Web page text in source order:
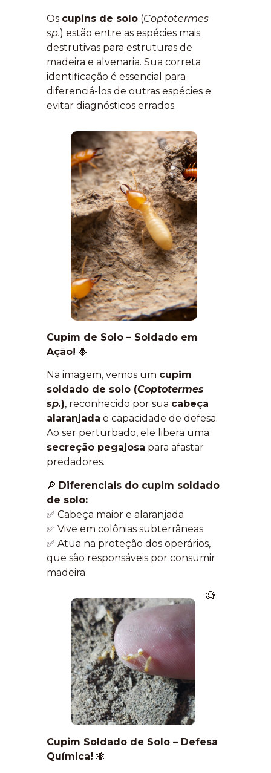
Os cupins de solo (Coptotermes
sp.) estão entre as espécies mais
destrutivas para estruturas de
madeira e alvenaria. Sua correta
identificação é essencial para
diferenciá-los de outras espécies e
evitar diagnósticos errados.
Cupim de Solo – Soldado em
Ação! 🐜
Na imagem, vemos um cupim
soldado de solo (Coptotermes
sp.), reconhecido por sua cabeça
alaranjada e capacidade de defesa.
Ao ser perturbado, ele libera uma
secreção pegajosa para afastar
predadores.
🔎 Diferenciais do cupim soldado
de solo:
✅ Cabeça maior e alaranjada
✅ Vive em colônias subterrâneas
✅ Atua na proteção dos operários,
que são responsáveis por consumir
madeira
🧐
Cupim Soldado de Solo – Defesa
Química! 🐜